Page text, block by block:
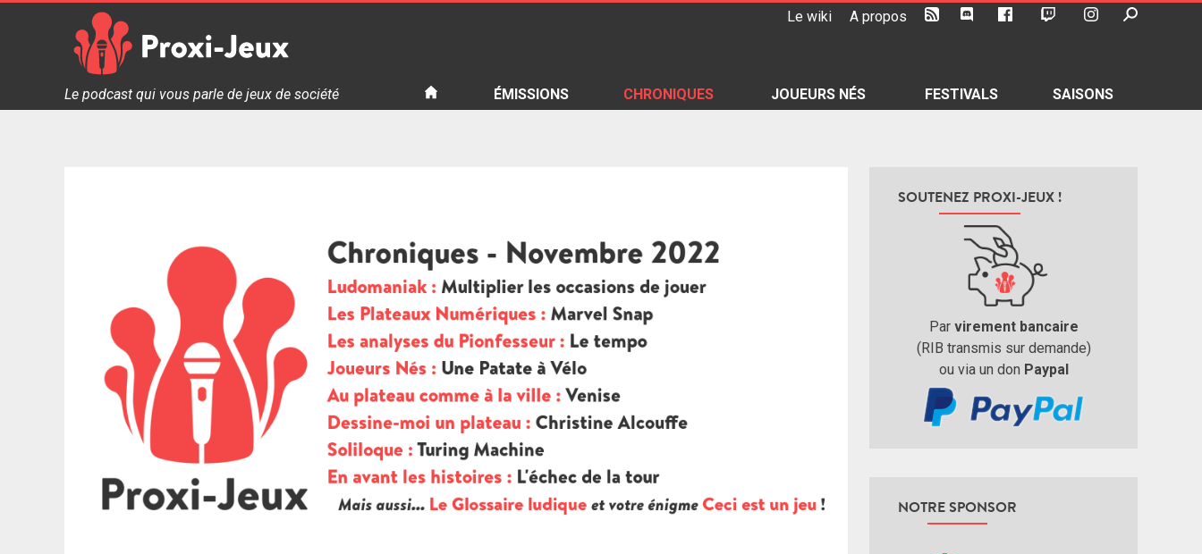
Le wiki A propos
Proxi Jeux - Le podcast qui vous parle de jeux de société
Le podcast qui vous parle de jeux de société ÉMISSIONS CHRONIQUES JOUEURS NÉS FESTIVALS SAISONS
SOUTENEZ PROXI-JEUX !
Par virement bancaire
(RIB transmis sur demande)
ou via un don Paypal
NOTRE SPONSOR